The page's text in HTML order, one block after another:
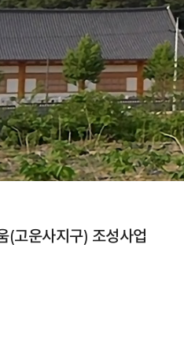
(고운사지구) 조성사업